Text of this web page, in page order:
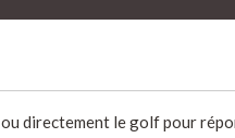
directement le golf pour